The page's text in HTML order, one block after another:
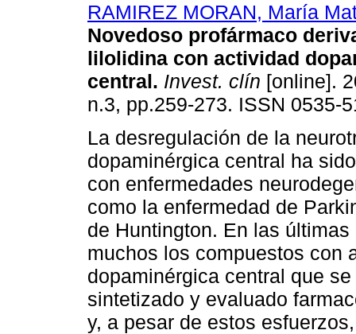
RAMIREZ MORAN, María
Novedoso profármaco
lilolidina con actividad
central. Invest. clín [online].
n.3, pp.259-273. ISSN 0535-
La desregulación de la
dopaminérgica central ha
con enfermedades
como la enfermedad de
de Huntington. En las
muchos los compuestos con
dopaminérgica central que
sintetizado y evaluado
y, a pesar de estos